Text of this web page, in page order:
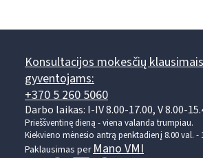
Konsultacijos mokesčių
gyventojams:
+370 5 260 5060
Darbo laikas: I-IV 8.00-17.00, V 8.00-
Prieššventinę dieną - viena valanda trumpiau.
Kiekvieno mėnesio antrą penktadienį 8.00 val. -
Paklausimas perMano VMI